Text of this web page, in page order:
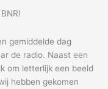
gemiddelde dag
de radio. Naast een
om letterlijk een beeld
hebben gekomen